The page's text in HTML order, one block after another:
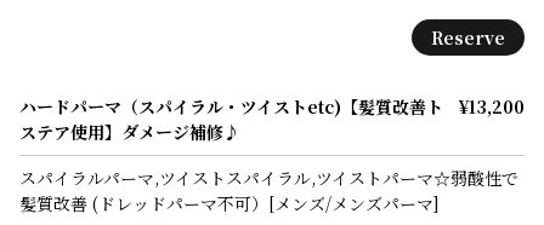
Reserve
ハードパーマ（スパイラル・ツイストetc)【髪質改善ト
ステア使用】ダメージ補修♪
¥13,200
スパイラルパーマ,ツイストスパイラル,ツイストパーマ☆弱酸性で
髪質改善 (ドレッドパーマ不可）[メンズ/メンズパーマ]